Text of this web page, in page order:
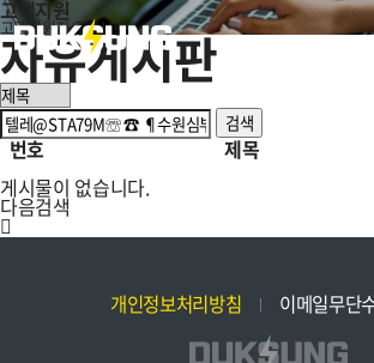
고객지원
고객지원자유게시판
자유게시판
검색
번호 제목
게시물이 없습니다.
다음검색
개인정보처리방침 이메일무단